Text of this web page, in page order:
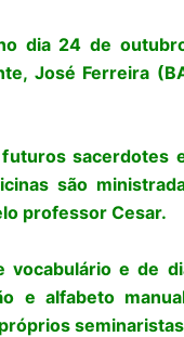
dia 24 de
José Ferreira
sacerdotes
são
professor Cesar.
vocabulário e de
e alfabeto